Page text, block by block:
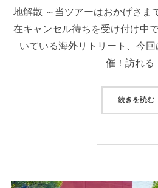
地解散 ～当ツアーはおかげさま
在キャンセル待ちを受け付け中
いている海外リトリート、今
催！訪れ
続きを読む